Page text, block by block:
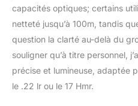
et
capacités optiques; certains
netteté jusqu’à 100m, tandis
question la clarté au-delà du
souligner qu’à titre personnel,
précise et lumineuse, adaptée
le .22 lr ou le 17 Hmr.